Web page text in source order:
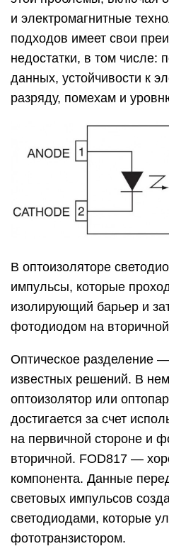
и электромагнитные
подходов имеет свои
недостатки, в том числе:
данных, устойчивости к
разряду, помехам и
В оптоизоляторе
импульсы, которые
изолирующий барьер и
фотодиодом на
Оптическое разделение
известных решений. В нем
оптоизолятор или
достигается за счет
на первичной стороне и
вторичной. FOD817 —
компонента. Данные
световых импульсов
светодиодами, которые
фототранзистором.